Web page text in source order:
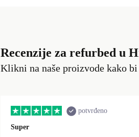
Recenzije za refurbed u
Klikni na naše proizvode kako
potvrđeno
Super